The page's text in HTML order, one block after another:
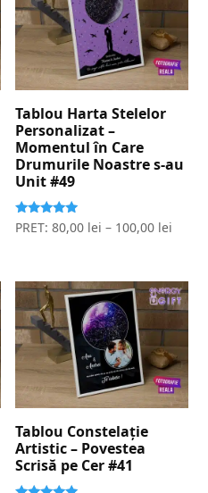
Tablou Harta Stelelor
Personalizat –
Momentul în Care
Drumurile Noastre s-au
Unit #49
Evaluat la
5.00
PRET:80,00 lei – 100,00 lei
Tablou Constelație
Artistic – Povestea
Scrisă pe Cer #41